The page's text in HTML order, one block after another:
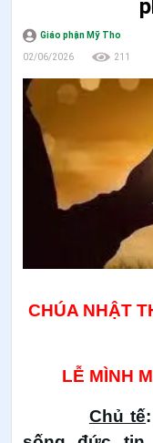
Giáo phận Mỹ Tho
02/06/2026 211
CHÚA NHẬT
LỄ MÌNH
Chủ tế